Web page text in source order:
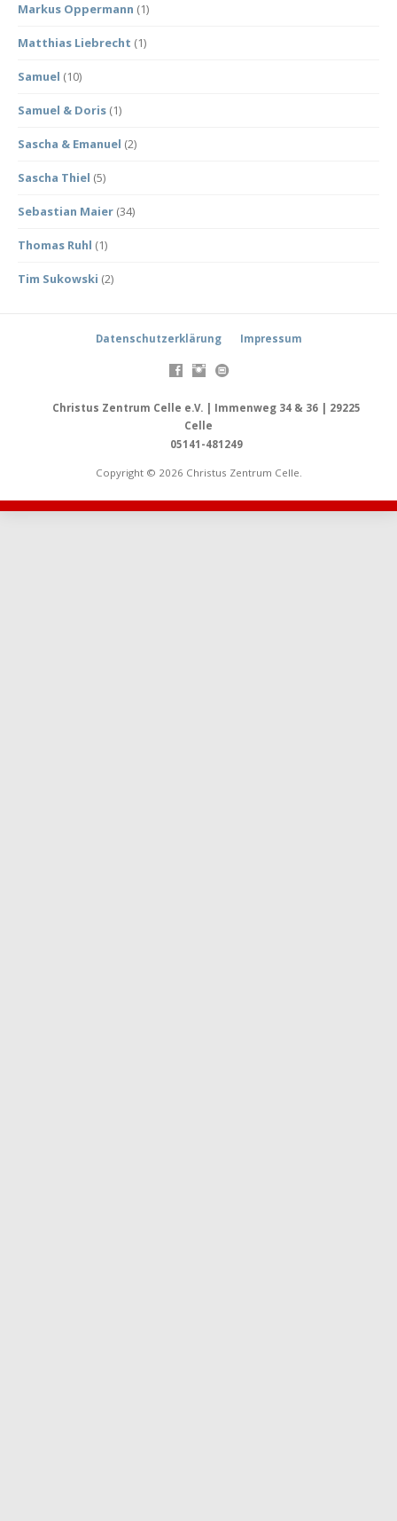
Markus Oppermann (1)
Matthias Liebrecht (1)
Samuel (10)
Samuel & Doris (1)
Sascha & Emanuel (2)
Sascha Thiel (5)
Sebastian Maier (34)
Thomas Ruhl (1)
Tim Sukowski (2)
Datenschutzerklärung Impressum
Christus Zentrum Celle e.V. | Immenweg 34 & 36 | 29225
Celle
05141-481249
Copyright © 2026 Christus Zentrum Celle.